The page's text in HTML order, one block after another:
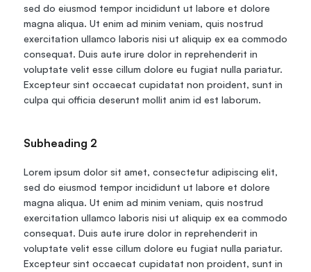
sed do eiusmod tempor incididunt ut labore et dolore
magna aliqua. Ut enim ad minim veniam, quis nostrud
exercitation ullamco laboris nisi ut aliquip ex ea commodo
consequat. Duis aute irure dolor in reprehenderit in
voluptate velit esse cillum dolore eu fugiat nulla pariatur.
Excepteur sint occaecat cupidatat non proident, sunt in
culpa qui officia deserunt mollit anim id est laborum.
Subheading 2
Lorem ipsum dolor sit amet, consectetur adipiscing elit,
sed do eiusmod tempor incididunt ut labore et dolore
magna aliqua. Ut enim ad minim veniam, quis nostrud
exercitation ullamco laboris nisi ut aliquip ex ea commodo
consequat. Duis aute irure dolor in reprehenderit in
voluptate velit esse cillum dolore eu fugiat nulla pariatur.
Excepteur sint occaecat cupidatat non proident, sunt in